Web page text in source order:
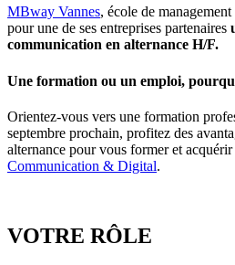
MBway Vannes, école de
pour une de ses entreprises partenaires
communication en alternance H/F.
Une formation ou un emploi,
Orientez-vous vers une formation
septembre prochain, profitez des
alternance pour vous former et acquérir
Communication & Digital.
VOTRE RÔLE